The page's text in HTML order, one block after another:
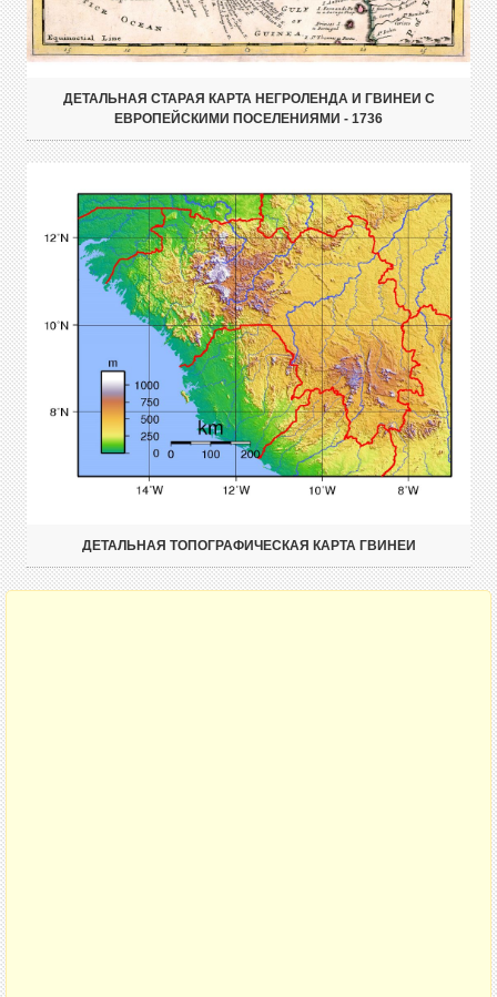
ДЕТАЛЬНАЯ СТАРАЯ КАРТА НЕГРОЛЕНДА И ГВИНЕИ С
ЕВРОПЕЙСКИМИ ПОСЕЛЕНИЯМИ - 1736
ДЕТАЛЬНАЯ ТОПОГРАФИЧЕСКАЯ КАРТА ГВИНЕИ